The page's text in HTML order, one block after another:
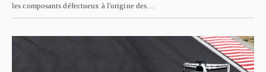
les composants défectueux à l'origine des…